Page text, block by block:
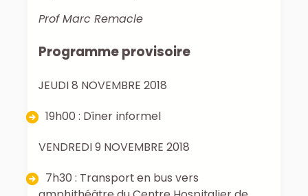
Prof Marc Remacle
Programme provisoire
JEUDI 8 NOVEMBRE 2018
19h00 : Dîner informel
VENDREDI 9 NOVEMBRE 2018
7h30 : Transport en bus vers